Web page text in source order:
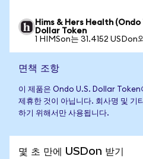
Hims & Hers Health
Dollar Token
1 HIMSon는 31.4152 USDon
면책 조항
이 제품은 Ondo U.S. Dollar Token
제휴한 것이 아닙니다. 회사명 및 기
하기 위해서만 사용됩니다.
몇 초 만에 USDon 받기